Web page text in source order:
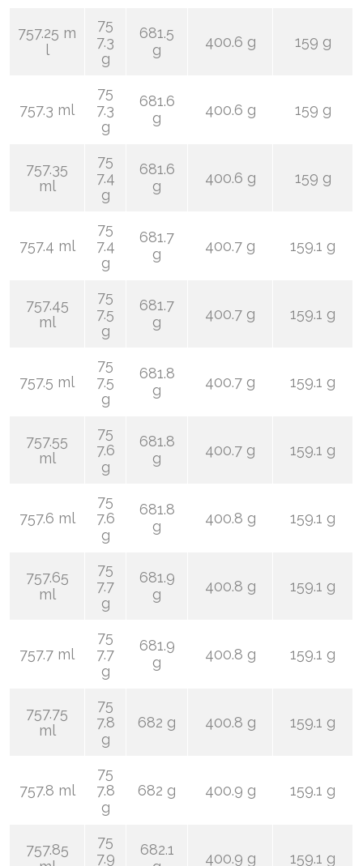
757.25 m
l
75
7.3
g
681.5
g
400.6 g 159 g
757.3 ml
75
7.3
g
681.6
g
400.6 g 159 g
757.35
ml
75
7.4
g
681.6
g
400.6 g 159 g
757.4 ml
75
7.4
g
681.7
g
400.7 g 159.1 g
757.45
ml
75
7.5
g
681.7
g
400.7 g 159.1 g
757.5 ml
75
7.5
g
681.8
g
400.7 g 159.1 g
757.55
ml
75
7.6
g
681.8
g
400.7 g 159.1 g
757.6 ml
75
7.6
g
681.8
g
400.8 g 159.1 g
757.65
ml
75
7.7
g
681.9
g
400.8 g 159.1 g
757.7 ml
75
7.7
g
681.9
g
400.8 g 159.1 g
757.75
ml
75
7.8
g
682 g 400.8 g 159.1 g
757.8 ml
75
7.8
g
682 g 400.9 g 159.1 g
757.85
75
7.9
682.1
400.9 g 159.1 g